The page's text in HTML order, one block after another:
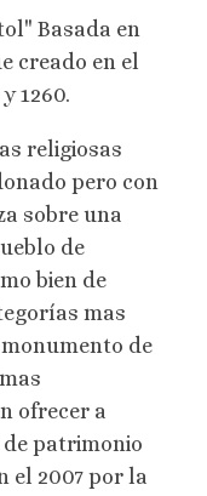
Basada en
creado en el
1260.
religiosas
pero con
sobre una
de
bien de
mas
de
ofrecer a
de patrimonio
el 2007 por la